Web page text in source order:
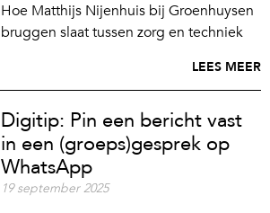
Hoe Matthijs Nijenhuis bij Groenhuysen
bruggen slaat tussen zorg en techniek
LEES MEER
Digitip: Pin een bericht vast
in een (groeps)gesprek op
WhatsApp
19 september 2025